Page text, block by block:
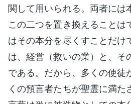
関して用いられる。両者には
この二つを置き換えることは
はその本分を尽くすことだけ
は、経営（救いの業）と、そ
である。だから、多くの使徒
くの預言者たちが聖霊に満た